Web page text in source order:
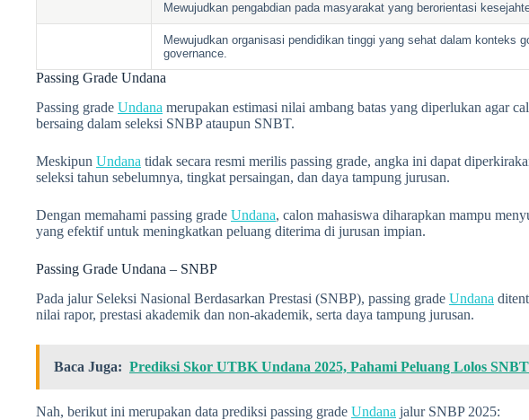
Mewujudkan pengabdian pada masyarakat yang berorientasi
Mewujudkan organisasi pendidikan tinggi yang sehat dalam konteks
governance.
Passing Grade Undana
Passing grade Undana merupakan estimasi nilai ambang batas yang diperlukan agar
bersaing dalam seleksi SNBP ataupun SNBT.
Meskipun Undana tidak secara resmi merilis passing grade, angka ini dapat
seleksi tahun sebelumnya, tingkat persaingan, dan daya tampung jurusan.
Dengan memahami passing grade Undana, calon mahasiswa diharapkan mampu
yang efektif untuk meningkatkan peluang diterima di jurusan impian.
Passing Grade Undana – SNBP
Pada jalur Seleksi Nasional Berdasarkan Prestasi (SNBP), passing grade Undana
nilai rapor, prestasi akademik dan non-akademik, serta daya tampung jurusan.
Baca Juga: Prediksi Skor UTBK Undana 2025, Pahami Peluang Lolos SNBT
Nah, berikut ini merupakan data prediksi passing grade Undana jalur SNBP 2025: